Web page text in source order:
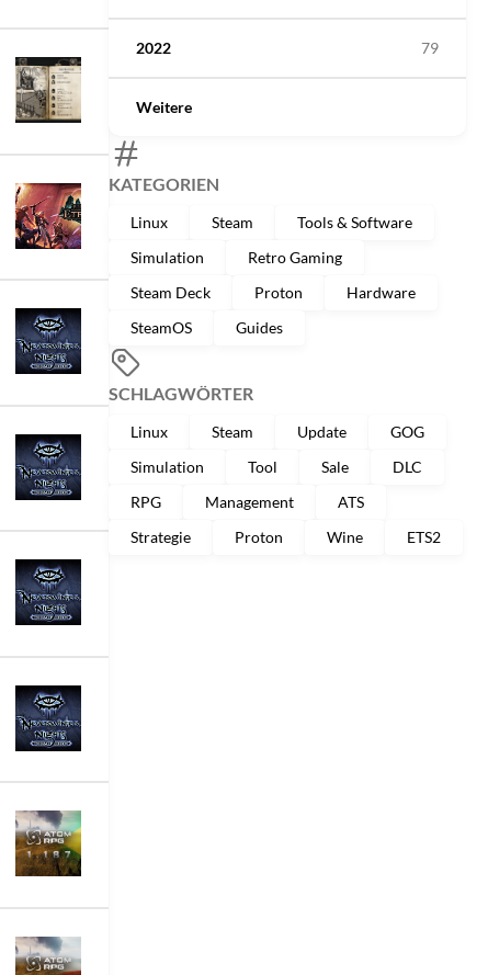
2022 79
Weitere
KATEGORIEN
Linux Steam
Tools & Software
Simulation
Retro Gaming
Steam Deck
Proton
Hardware
SteamOS
Guides
SCHLAGWÖRTER
Linux Steam Update
GOG
Simulation
Tool Sale
DLC
RPG
Management
ATS
Strategie
Proton Wine ETS2